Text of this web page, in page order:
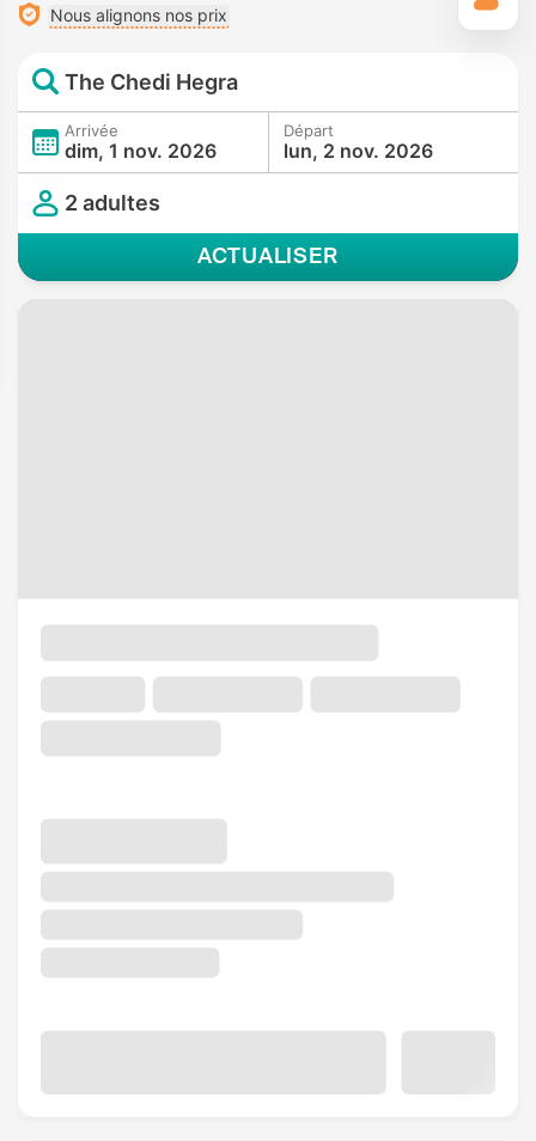
Nous alignons nos prix
The Chedi Hegra
Arrivée
dim, 1 nov. 2026
Départ
lun, 2 nov. 2026
2 adultes
ACTUALISER